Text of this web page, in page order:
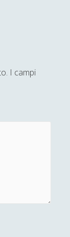
I campi